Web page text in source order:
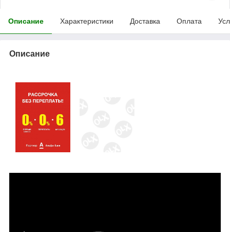
Описание Характеристики Доставка Оплата
Описание